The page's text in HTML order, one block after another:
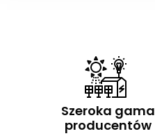
Szeroka gama
producentów